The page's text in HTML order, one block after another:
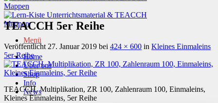
Menü
Home
Über uns
Shop
Info
News
TEACCH 5er Reihe
Veröffentlicht 27. Januar 2019 bei 424 × 600 in Kleines Einmaleins
5er-Reihe
TEACCH, Multiplikation, ZR 100, Zahlenraum 100, Einmaleins,
Kleines Einmaleins, 5er Reihe